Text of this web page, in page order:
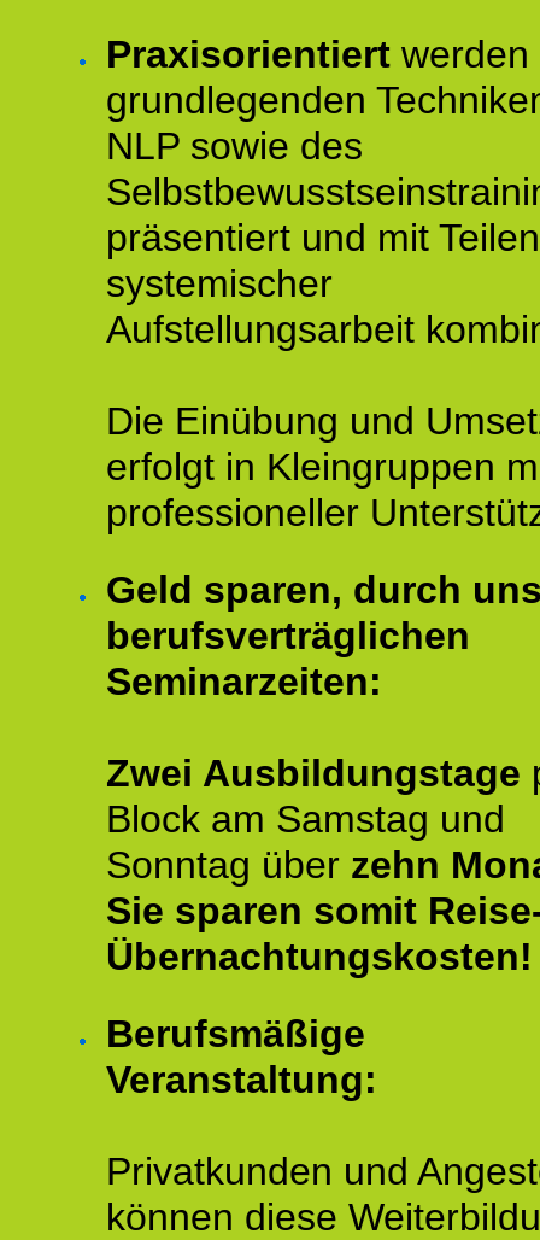
Praxisorientiert werden
grundlegenden
NLP sowie des
präsentiert und mit Teilen
systemischer
Aufstellungsarbeit
Die Einübung und
erfolgt in Kleingruppen
professioneller
Geld sparen, durch
berufsverträglichen
Seminarzeiten:
Zwei Ausbildungstage
Block am Samstag und
Sonntag über zehn
Sie sparen somit
Übernachtungskosten!
Berufsmäßige
Veranstaltung:
Privatkunden und
können diese